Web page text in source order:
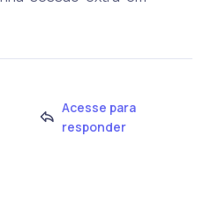
Acesse para
responder